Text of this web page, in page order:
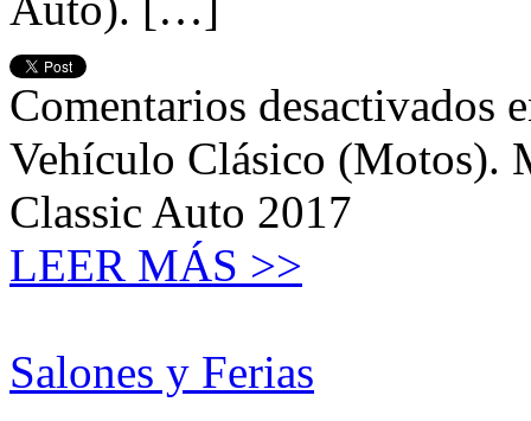
Comentarios desactivados
Vehículo Clásico (Motos).
Classic Auto 2017
LEER MÁS >>
Salones y Ferias